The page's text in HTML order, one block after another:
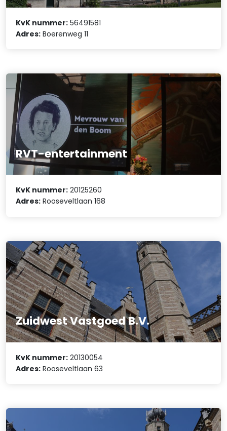
KvK nummer: 56491581
Adres: Boerenweg 11
RVT-entertainment
KvK nummer: 20125260
Adres: Rooseveltlaan 168
Zuidwest Vastgoed B.V.
KvK nummer: 20130054
Adres: Rooseveltlaan 63